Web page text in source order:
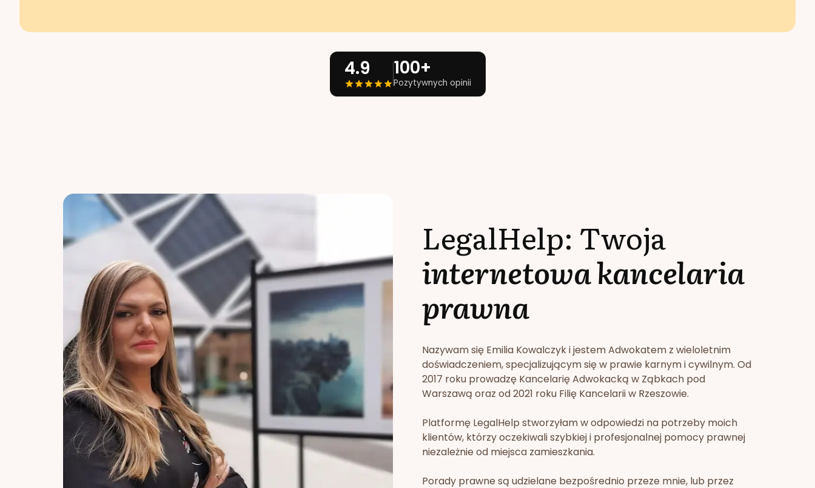
4.9 100+
Pozytywnych opinii
LegalHelp: Twoja
internetowa kancelaria
prawna
Nazywam się Emilia Kowalczyk i jestem Adwokatem z wieloletnim
doświadczeniem, specjalizującym się w prawie karnym i cywilnym. Od
2017 roku prowadzę Kancelarię Adwokacką w Ząbkach pod
Warszawą oraz od 2021 roku Filię Kancelarii w Rzeszowie.
Platformę LegalHelp stworzyłam w odpowiedzi na potrzeby moich
klientów, którzy oczekiwali szybkiej i profesjonalnej pomocy prawnej
niezależnie od miejsca zamieszkania.
Porady prawne są udzielane bezpośrednio przeze mnie, lub przez